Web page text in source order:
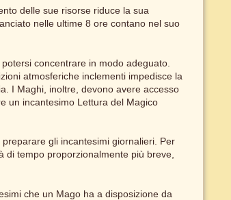
delle sue risorse riduce la sua
nelle ultime 8 ore contano nel suo
concentrare in modo adeguato.
atmosferiche inclementi impedisce la
I Maghi, inoltre, devono avere accesso
un incantesimo Lettura del Magico
gli incantesimi giornalieri. Per
di tempo proporzionalmente più breve,
che un Mago ha a disposizione da